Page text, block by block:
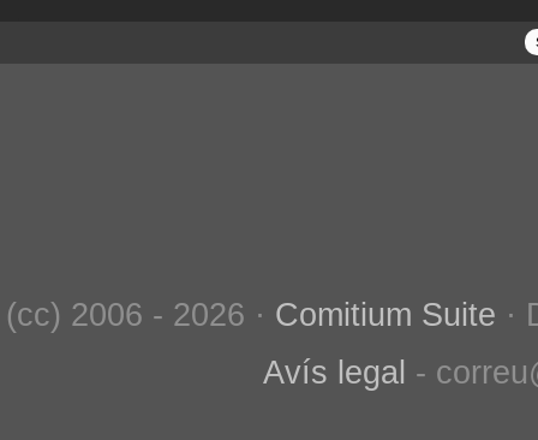
(cc) 2006 - 2026 · Comitium Suite ·
Avís legal -